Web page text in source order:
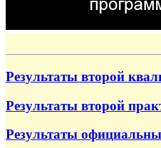
Результаты второй
Результаты второй
Результаты